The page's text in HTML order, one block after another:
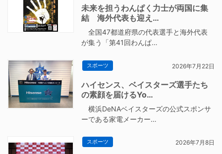
未来を担うわんぱく力士が両国に集
結 海外代表も迎え…
全国47都道府県の代表選手と海外代表
が集う「第41回わんぱ…
スポーツ 2026年7月22日
ハイセンス、ベイスターズ選手たち
の素顔を届けるYo…
横浜DeNAベイスターズの公式スポンサ
ーである家電メーカー…
スポーツ 2026年7月8日